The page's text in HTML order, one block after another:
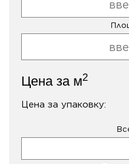
Цена за м2
Цена за упаковку: